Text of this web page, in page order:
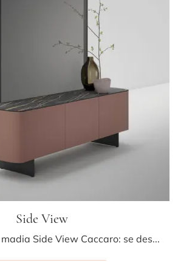
Side View
Clicca e scopri la madia Side View Caccaro: se desideri mobili in laccato opaco per stanze moderne, questa è la soluzione ottimale per te!